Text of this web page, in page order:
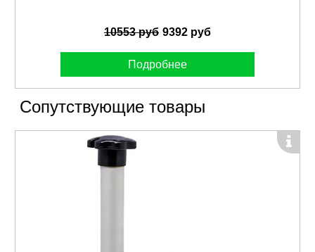
10553 руб 9392 руб
Подробнее
Сопутствующие товары